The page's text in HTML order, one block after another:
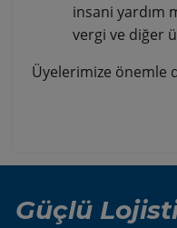
insani yardım
vergi ve diğer
Üyelerimize önemle
Güçlü